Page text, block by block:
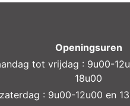
Openingsuren
tot vrijdag : 9u00-
18u00
zaterdag : 9u00-12u00 en